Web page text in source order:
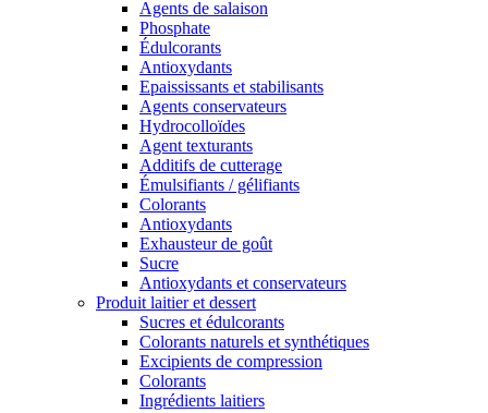
Agents de salaison
Phosphate
Édulcorants
Antioxydants
Epaississants et stabilisants
Agents conservateurs
Hydrocolloïdes
Agent texturants
Additifs de cutterage
Émulsifiants / gélifiants
Colorants
Antioxydants
Exhausteur de goût
Sucre
Antioxydants et conservateurs
Produit laitier et dessert
Sucres et édulcorants
Colorants naturels et synthétiques
Excipients de compression
Colorants
Ingrédients laitiers